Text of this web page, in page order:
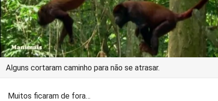
Alguns cortaram caminho para não se atrasar.
Muitos ficaram de fora…